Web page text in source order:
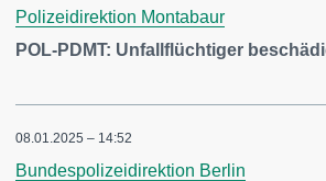
Polizeidirektion Montabaur
POL-PDMT: Unfallflüchtiger
08.01.2025 – 14:52
Bundespolizeidirektion Berlin